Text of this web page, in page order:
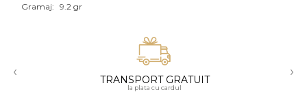
CARATAJ
Gramaj: 9.2 gr
‹ TRANSPORT GRATUIT
la plata cu cardul
›